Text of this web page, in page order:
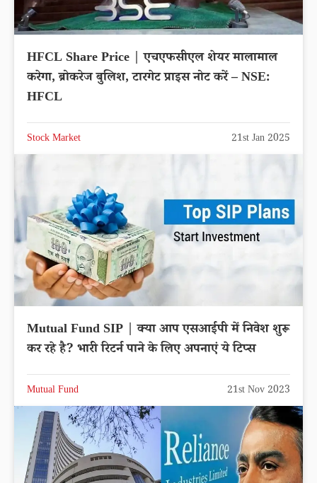
HFCL Share Price | एचएफसीएल शेयर मालामाल
करेगा, ब्रोकरेज बुलिश, टारगेट प्राइस नोट करें – NSE:
HFCL
Stock Market 21st Jan 2025
Mutual Fund SIP | क्या आप एसआईपी में निवेश शुरू
कर रहे है? भारी रिटर्न पाने के लिए अपनाएं ये टिप्स
Mutual Fund 21st Nov 2023